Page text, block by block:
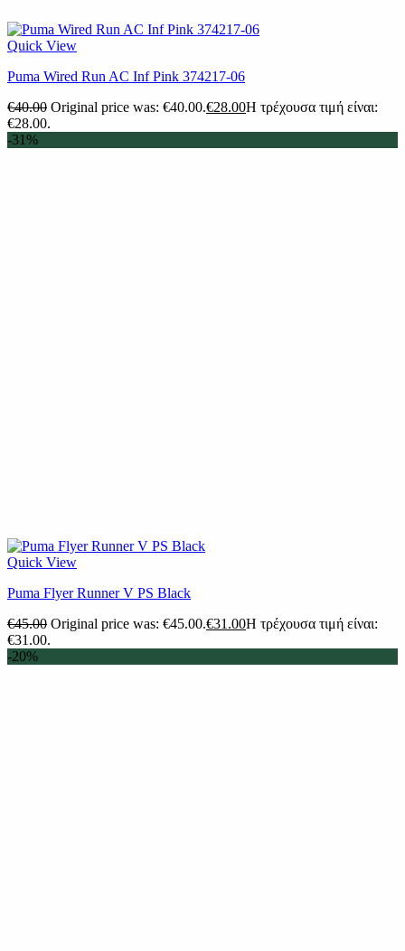
Quick View
Puma Wired Run AC Inf Pink 374217-06
€40.00 Original price was: €40.00.€28.00Η τρέχουσα τιμή είναι:
€28.00.
-31%
Quick View
Puma Flyer Runner V PS Black
€45.00 Original price was: €45.00.€31.00Η τρέχουσα τιμή είναι:
€31.00.
-20%